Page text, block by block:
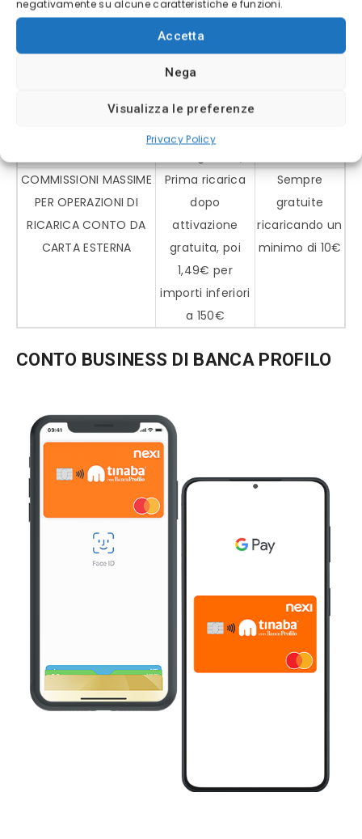
negativamente su alcune caratteristiche e funzioni.
Accetta
Nega
Visualizza le preferenze
Privacy Policy
MAV e RAV
membership
PER IL SERVIZIO DI
12 prelievi
dell’anno solare
COMMISSIONI MASSIME
PER OPERAZIONI DI
RICARICA CONTO DA
CARTA ESTERNA
Prima ricarica
dopo
attivazione
gratuita, poi
1,49€ per
importi inferiori
a 150€
Sempre
gratuite
ricaricando un
minimo di 10€
CONTO BUSINESS DI BANCA PROFILO